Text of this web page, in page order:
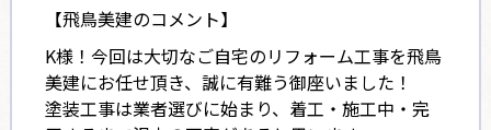
【飛鳥美建のコメント】
K様！今回は大切なご自宅のリフォーム工事を飛鳥
美建にお任せ頂き、誠に有難う御座いました！
塗装工事は業者選びに始まり、着工・施工中・完